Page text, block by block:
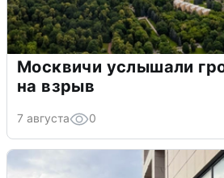
Москвичи услышали
на взрыв
7 августа 0